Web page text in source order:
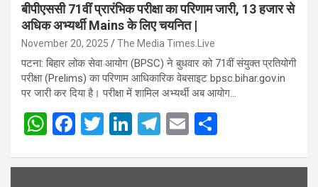
बीपीएससी 71वीं प्रारंभिक परीक्षा का परिणाम जारी, 13 हजार से
अधिक अभ्यर्थी Mains के लिए चयनित |
November 20, 2025 The Media Times.Live
पटना: बिहार लोक सेवा आयोग (BPSC) ने बुधवार को 71वीं संयुक्त प्रतियोगी
परीक्षा (Prelims) का परिणाम आधिकारिक वेबसाइट bpsc.bihar.gov.in
पर जारी कर दिया है। परीक्षा में शामिल अभ्यर्थी अब आयोग…
W
at
F
ce
T
tt
Li
ke
T
e
E
ail ar